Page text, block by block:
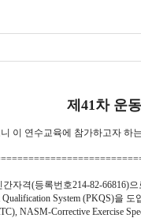
제 41차 운
이 연수교육에 참가하고자 하
자격(등록번호214-82-66816)으
System (PKQS)을 도
NASM-Corrective Exercise